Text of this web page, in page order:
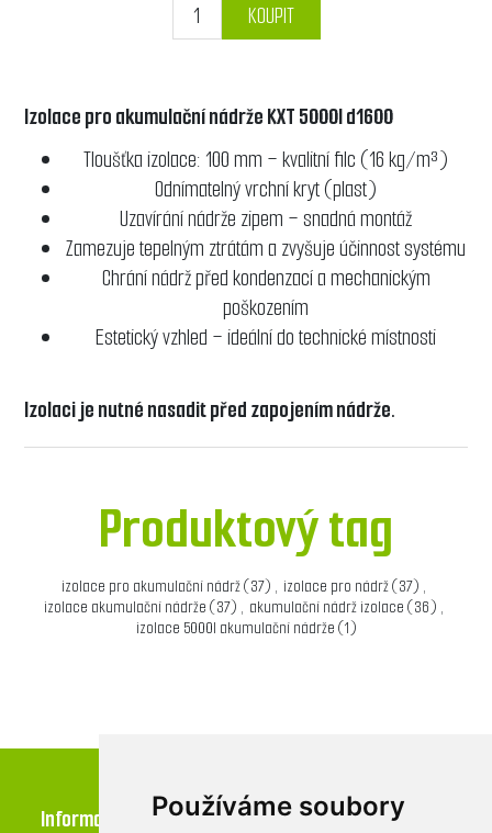
Používáme soubory
KOUPIT
Izolace pro akumulační nádrže KXT 5000l d1600
Tloušťka izolace: 100 mm – kvalitní filc (16 kg/m³)
Odnímatelný vrchní kryt (plast)
Uzavírání nádrže zipem – snadná montáž
Zamezuje tepelným ztrátám a zvyšuje účinnost systému
Chrání nádrž před kondenzací a mechanickým
poškozením
Estetický vzhled – ideální do technické místnosti
Izolaci je nutné nasadit před zapojením nádrže.
Produktový tag
izolace pro akumulační nádrž(37) , izolace pro nádrž(37) ,
izolace akumulační nádrže (37) , akumulační nádrž izolace (36) ,
izolace 5000l akumulační nádrže (1)
Informace